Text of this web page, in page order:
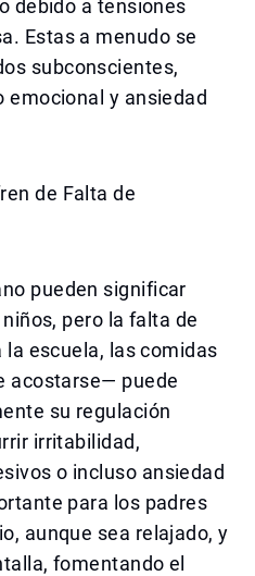
debido a tensiones
Estas a menudo se
subconscientes,
emocional y ansiedad
de Falta de
pueden significar
pero la falta de
escuela, las comidas
acostarse— puede
su regulación
irritabilidad,
o incluso ansiedad
para los padres
aunque sea relajado, y
fomentando el